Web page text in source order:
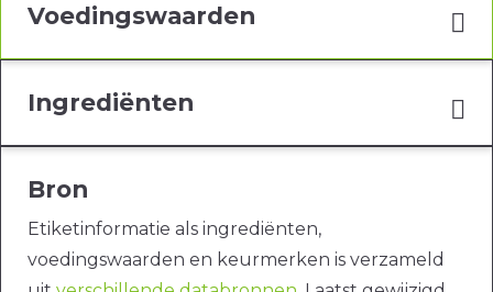
Voedingswaarden
Ingrediënten
Bron
Etiketinformatie als ingrediënten,
voedingswaarden en keurmerken is verzameld